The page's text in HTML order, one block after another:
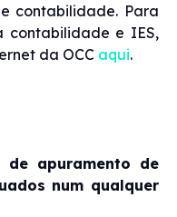
contabilidade. Para
contabilidade e IES,
da OCC aqui.
de apuramento de
num qualquer